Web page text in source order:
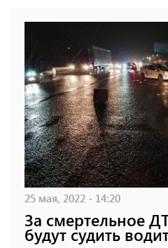
25 мая, 2022 - 14:20
За смертельное
будут судить